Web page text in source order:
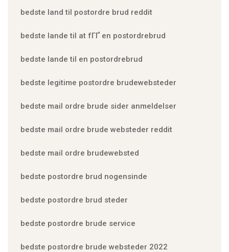
bedste land til postordre brud reddit
bedste lande til at fГҐ en postordrebrud
bedste lande til en postordrebrud
bedste legitime postordre brudewebsteder
bedste mail ordre brude sider anmeldelser
bedste mail ordre brude websteder reddit
bedste mail ordre brudewebsted
bedste postordre brud nogensinde
bedste postordre brud steder
bedste postordre brude service
bedste postordre brude websteder 2022